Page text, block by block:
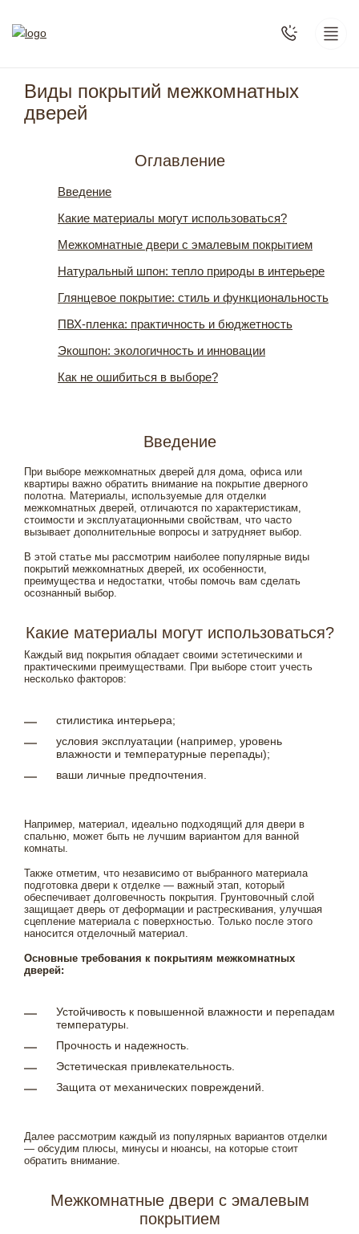
Виды покрытий межкомнатных
дверей
Оглавление
Введение
Какие материалы могут использоваться?
Межкомнатные двери с эмалевым покрытием
Натуральный шпон: тепло природы в интерьере
Глянцевое покрытие: стиль и функциональность
ПВХ-пленка: практичность и бюджетность
Экошпон: экологичность и инновации
Как не ошибиться в выборе?
Введение
При выборе межкомнатных дверей для дома, офиса или
квартиры важно обратить внимание на покрытие дверного
полотна. Материалы, используемые для отделки
межкомнатных дверей, отличаются по характеристикам,
стоимости и эксплуатационными свойствам, что часто
вызывает дополнительные вопросы и затрудняет выбор.
В этой статье мы рассмотрим наиболее популярные виды
покрытий межкомнатных дверей, их особенности,
преимущества и недостатки, чтобы помочь вам сделать
осознанный выбор.
Какие материалы могут использоваться?
Каждый вид покрытия обладает своими эстетическими и
практическими преимуществами. При выборе стоит учесть
несколько факторов:
стилистика интерьера;
условия эксплуатации (например, уровень
влажности и температурные перепады);
ваши личные предпочтения.
Например, материал, идеально подходящий для двери в
спальню, может быть не лучшим вариантом для ванной
комнаты.
Также отметим, что независимо от выбранного материала
подготовка двери к отделке — важный этап, который
обеспечивает долговечность покрытия. Грунтовочный слой
защищает дверь от деформации и растрескивания, улучшая
сцепление материала с поверхностью. Только после этого
наносится отделочный материал.
Основные требования к покрытиям межкомнатных
дверей:
Устойчивость к повышенной влажности и перепадам
температуры.
Прочность и надежность.
Эстетическая привлекательность.
Защита от механических повреждений.
Далее рассмотрим каждый из популярных вариантов отделки
— обсудим плюсы, минусы и нюансы, на которые стоит
обратить внимание.
Межкомнатные двери с эмалевым
покрытием